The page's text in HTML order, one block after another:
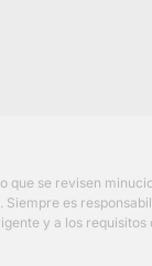
se revisen
es
y a los requisitos